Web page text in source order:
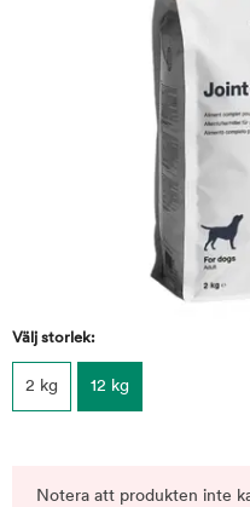
Välj storlek:
2 kg 12 kg
Notera att produkten inte